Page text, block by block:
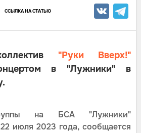
ССЫЛКА НА СТАТЬЮ
"Руки Вверх!"
в "Лужники" в
на БСА "Лужники"
июля 2023 года, сообщается